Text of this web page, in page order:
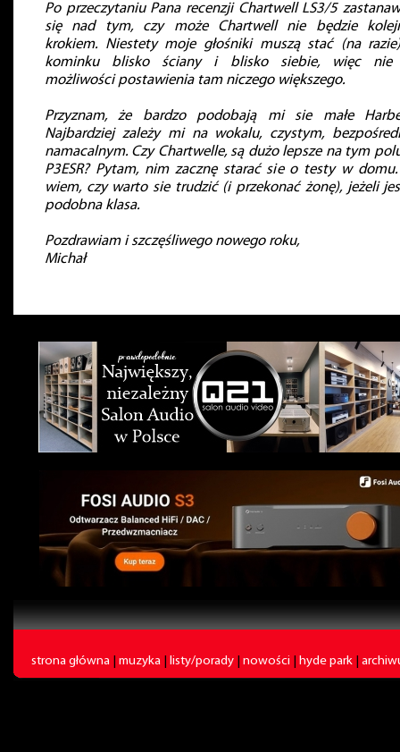
Po przeczytaniu Pana recenzji Chartwell LS3/5
się nad tym, czy może Chartwell nie będzie
krokiem. Niestety moje głośniki muszą stać (na
kominku blisko ściany i blisko siebie, więc nie
możliwości postawienia tam niczego większego.
Przyznam, że bardzo podobają mi sie małe
Najbardziej zależy mi na wokalu, czystym,
namacalnym. Czy Chartwelle, są dużo lepsze na tym
P3ESR? Pytam, nim zacznę starać sie o testy w
wiem, czy warto sie trudzić (i przekonać żonę), jeżeli
podobna klasa.
Pozdrawiam i szczęśliwego nowego roku,
Michał
strona główna muzyka listy/porady nowości hyde park